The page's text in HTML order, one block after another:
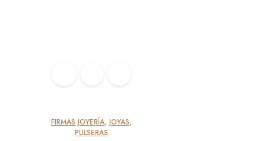
FIRMAS JOYERÍA, JOYAS,
PULSERAS